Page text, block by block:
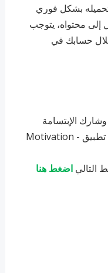
تحميله بشكل فوري
إلى محتواه، يتوجب
حسابك في
الإبتسامة
والأمل مع الأهل والأصدقاء من خلال تطبيق Motivation -
التالي اضغط هنا